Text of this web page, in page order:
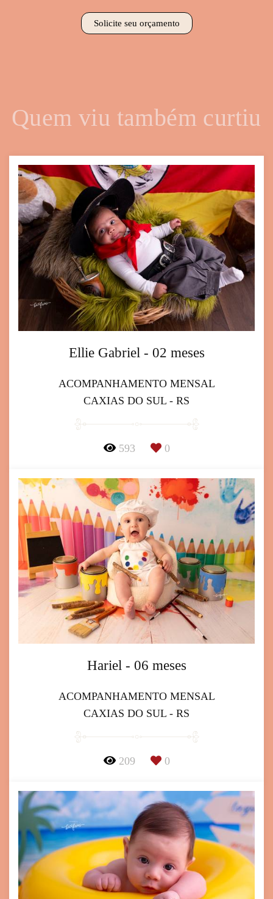
Solicite seu orçamento
Quem viu também curtiu
Ellie Gabriel - 02 meses
ACOMPANHAMENTO MENSAL
CAXIAS DO SUL - RS
593 0
Hariel - 06 meses
ACOMPANHAMENTO MENSAL
CAXIAS DO SUL - RS
209 0